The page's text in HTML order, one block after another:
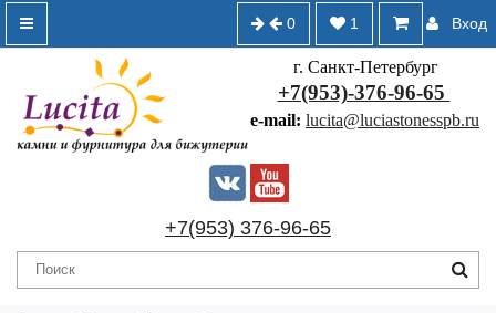
Вход
1
0
г. Санкт-Петербург
+7(953)-376-96-65
e-mail: lucita@luciastonesspb.ru
+7(953) 376-96-65